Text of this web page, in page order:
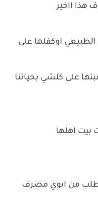
هذا ااخير
اوكفلها على
على كلشي بحياتنا
بيت اهلها
تطلب من ابوي مصرف